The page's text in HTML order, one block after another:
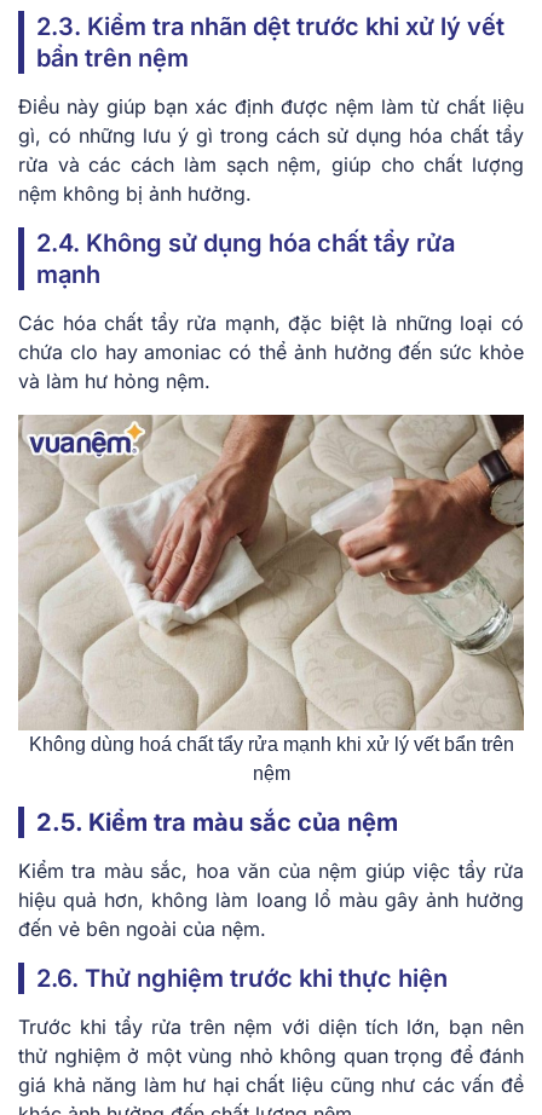
2.3. Kiểm tra nhãn dệt trước khi xử lý vết
bẩn trên nệm
Điều này giúp bạn xác định được nệm làm từ chất liệu
gì, có những lưu ý gì trong cách sử dụng hóa chất tẩy
rửa và các cách làm sạch nệm, giúp cho chất lượng
nệm không bị ảnh hưởng.
2.4. Không sử dụng hóa chất tẩy rửa
mạnh
Các hóa chất tẩy rửa mạnh, đặc biệt là những loại có
chứa clo hay amoniac có thể ảnh hưởng đến sức khỏe
và làm hư hỏng nệm.
Không dùng hoá chất tẩy rửa mạnh khi xử lý vết bẩn trên
nệm
2.5. Kiểm tra màu sắc của nệm
Kiểm tra màu sắc, hoa văn của nệm giúp việc tẩy rửa
hiệu quả hơn, không làm loang lổ màu gây ảnh hưởng
đến vẻ bên ngoài của nệm.
2.6. Thử nghiệm trước khi thực hiện
Trước khi tẩy rửa trên nệm với diện tích lớn, bạn nên
thử nghiệm ở một vùng nhỏ không quan trọng để đánh
giá khả năng làm hư hại chất liệu cũng như các vấn đề